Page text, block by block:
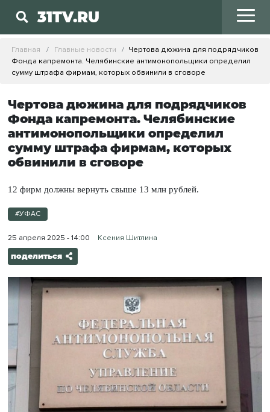
31TV.RU
Главная Главные новости
Чертова дюжина для подрядчиков
Фонда капремонта. Челябинские антимонопольщики определил
сумму штрафа фирмам, которых обвинили в сговоре
Чертова дюжина для подрядчиков
Фонда капремонта. Челябинские
антимонопольщики определил
сумму штрафа фирмам, которых
обвинили в сговоре
12 фирм должны вернуть свыше 13 млн рублей.
#УФАС
25 апреля 2025 - 14:00 Ксения Шитлина
поделиться